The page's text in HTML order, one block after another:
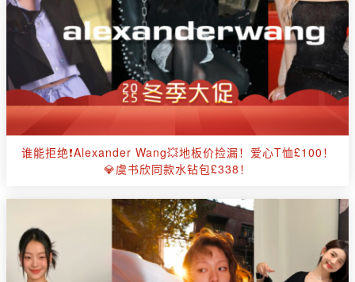
谁能拒绝❗Alexander Wang💥地板价捡漏！爱心T恤£100！
💎虞书欣同款水钻包£338！